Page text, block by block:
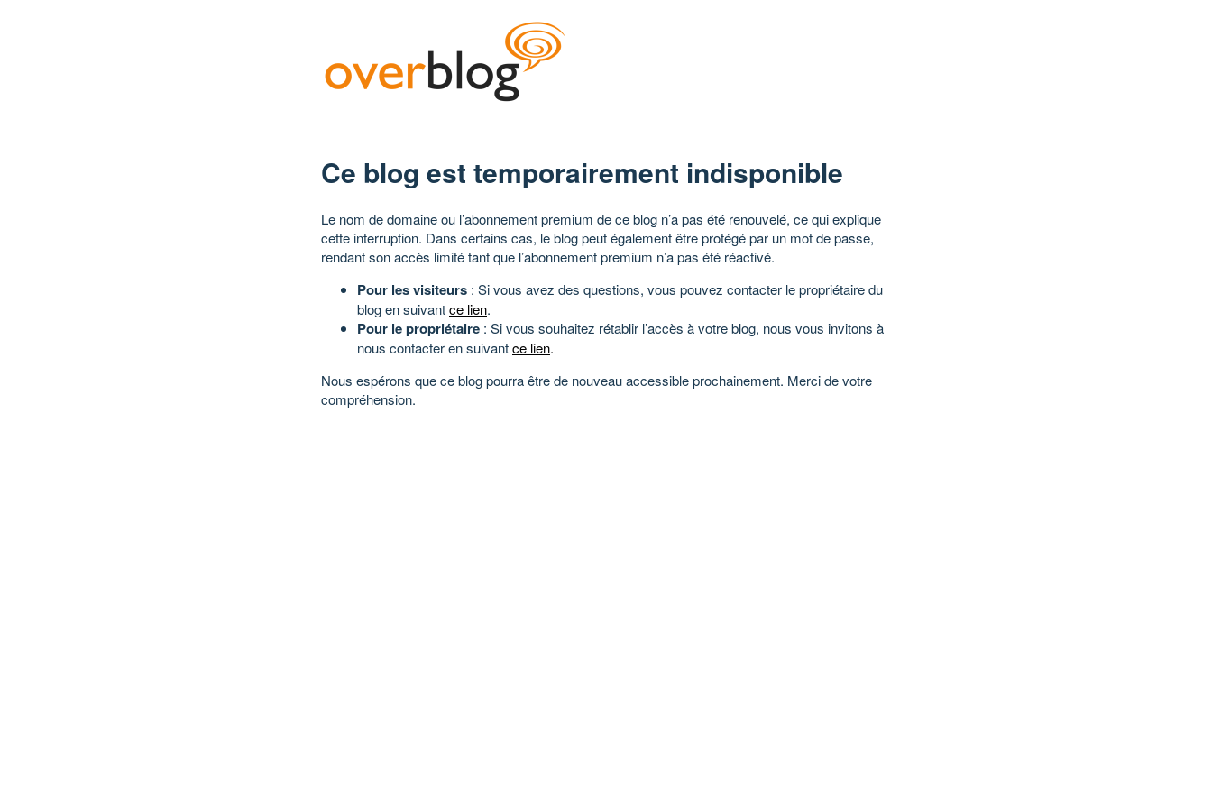
Ce blog est temporairement indisponible
Le nom de domaine ou l’abonnement premium de ce blog n’a pas été renouvelé, ce qui explique
cette interruption. Dans certains cas, le blog peut également être protégé par un mot de passe,
rendant son accès limité tant que l’abonnement premium n’a pas été réactivé.
Pour les visiteurs : Si vous avez des questions, vous pouvez contacter le propriétaire du
blog en suivantce lien.
Pour le propriétaire : Si vous souhaitez rétablir l’accès à votre blog, nous vous invitons à
nous contacter en suivantce lien.
Nous espérons que ce blog pourra être de nouveau accessible prochainement. Merci de votre
compréhension.